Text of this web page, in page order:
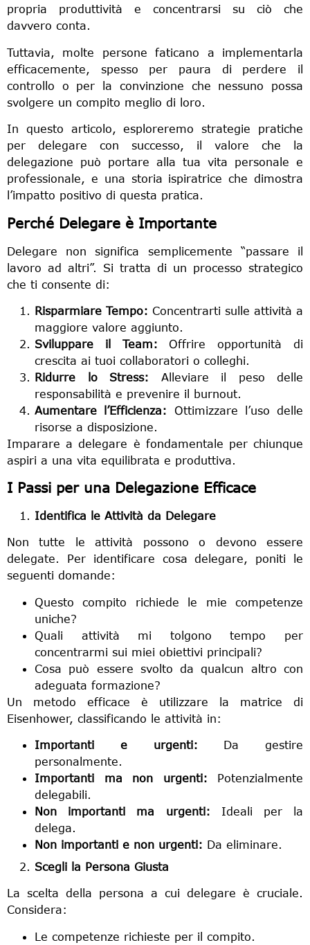
propria produttività e concentrarsi su ciò che
davvero conta.
Tuttavia, molte persone faticano a implementarla
efficacemente, spesso per paura di perdere il
controllo o per la convinzione che nessuno possa
svolgere un compito meglio di loro.
In questo articolo, esploreremo strategie pratiche
per delegare con successo, il valore che la
delegazione può portare alla tua vita personale e
professionale, e una storia ispiratrice che dimostra
l’impatto positivo di questa pratica.
Perché Delegare è Importante
Delegare non significa semplicemente “passare il
lavoro ad altri”. Si tratta di un processo strategico
che ti consente di:
Risparmiare Tempo: Concentrarti sulle attività a
maggiore valore aggiunto.
Sviluppare il Team: Offrire opportunità di
crescita ai tuoi collaboratori o colleghi.
Ridurre lo Stress: Alleviare il peso delle
responsabilità e prevenire il burnout.
Aumentare l’Efficienza: Ottimizzare l’uso delle
risorse a disposizione.
Imparare a delegare è fondamentale per chiunque
aspiri a una vita equilibrata e produttiva.
I Passi per una Delegazione Efficace
Identifica le Attività da Delegare
Non tutte le attività possono o devono essere
delegate. Per identificare cosa delegare, poniti le
seguenti domande:
Questo compito richiede le mie competenze
uniche?
Quali attività mi tolgono tempo per
concentrarmi sui miei obiettivi principali?
Cosa può essere svolto da qualcun altro con
adeguata formazione?
Un metodo efficace è utilizzare la matrice di
Eisenhower, classificando le attività in:
Importanti e urgenti: Da gestire
personalmente.
Importanti ma non urgenti: Potenzialmente
delegabili.
Non importanti ma urgenti: Ideali per la
delega.
Non importanti e non urgenti: Da eliminare.
Scegli la Persona Giusta
La scelta della persona a cui delegare è cruciale.
Considera:
Le competenze richieste per il compito.